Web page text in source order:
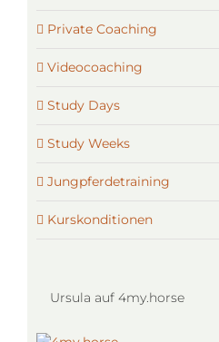
Private Coaching
Videocoaching
Study Days
Study Weeks
Jungpferdetraining
Kurskonditionen
Ursula auf 4my.horse